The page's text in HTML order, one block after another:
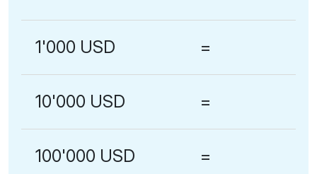
1'000 USD =
10'000 USD =
100'000 USD =